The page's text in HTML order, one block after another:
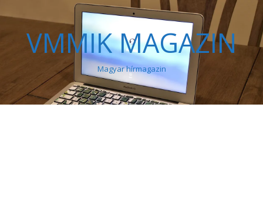
VMMIK MAGAZIN
Magyar hírmagazin